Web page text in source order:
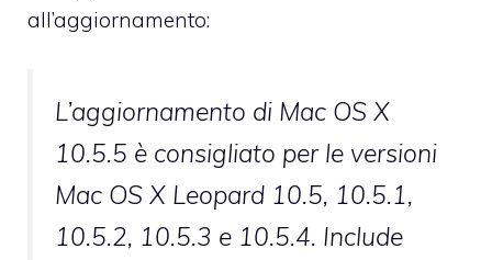
all’aggiornamento:
L’aggiornamento di Mac OS X
10.5.5 è consigliato per le versioni
Mac OS X Leopard 10.5, 10.5.1,
10.5.2, 10.5.3 e 10.5.4. Include